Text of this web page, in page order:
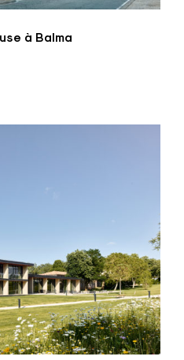
à Balma